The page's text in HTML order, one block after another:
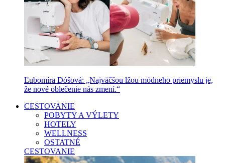
Ľubomíra Dóšová: „Najväčšou lžou módneho priemyslu je,
že nové oblečenie nás zmení.“
CESTOVANIE
POBYTY A VÝLETY
HOTELY
WELLNESS
OSTATNÉ
CESTOVANIE